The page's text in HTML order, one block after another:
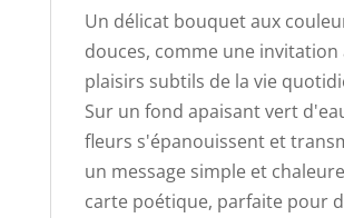
Un délicat bouquet aux
douces, comme une invitation
plaisirs subtils de la vie
Sur un fond apaisant vert
fleurs s'épanouissent et
un message simple et
carte poétique, parfaite pour